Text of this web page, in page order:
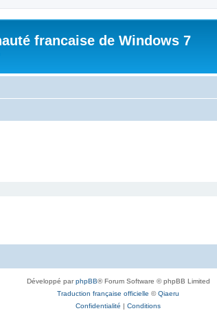
francaise de Windows 7
Développé parphpBB® Forum Software © phpBB Limited
Traduction française officielle ©Qiaeru
Confidentialité | Conditions